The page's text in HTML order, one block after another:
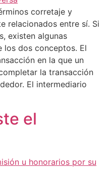
corretaje y
relacionados entre sí. Si
existen algunas
los dos conceptos. El
en la que un
la transacción
El intermediario
el